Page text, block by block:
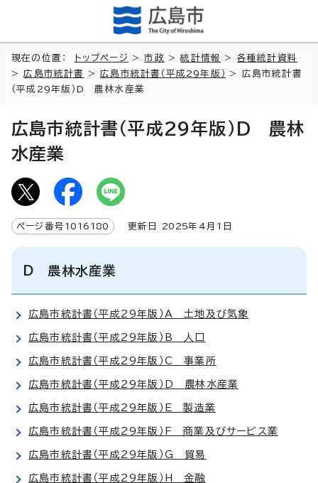
現在の位置： トップページ >市政 >統計情報 > 各種統計資料
>広島市統計書 >広島市統計書（平成29年版）
> 広島市統計書
（平成29年版）D 農林水産業
広島市統計書（平成29年版）D 農林
水産業
ページ番号 1016180 更新日 2025年4月1日
D 農林水産業
広島市統計書（平成29年版）A 土地及び気象
広島市統計書（平成29年版）B 人口
広島市統計書（平成29年版）C 事業所
広島市統計書（平成29年版）D 農林水産業
広島市統計書（平成29年版）E 製造業
広島市統計書（平成29年版）F 商業及びサービス業
広島市統計書（平成29年版）G 貿易
広島市統計書（平成29年版）H 金融